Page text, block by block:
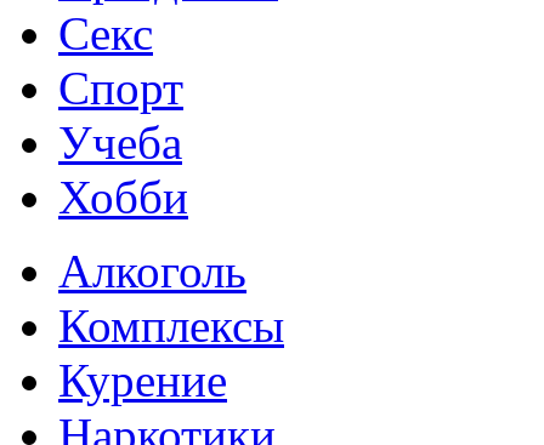
Секс
Спорт
Учеба
Хобби
Алкоголь
Комплексы
Курение
Наркотики